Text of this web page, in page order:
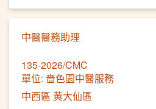
中醫醫務助理
135-2026/CMC
單位: 嗇色園中醫服務
中西區 黃大仙區